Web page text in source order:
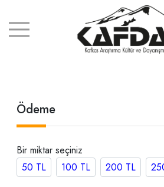
Ödeme
Bir miktar seçiniz